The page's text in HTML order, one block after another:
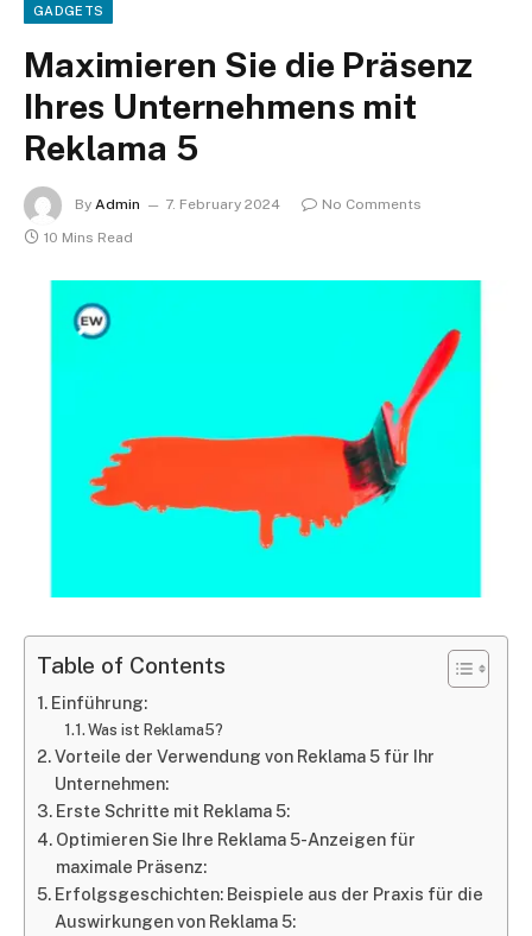
GADGETS
Maximieren Sie die Präsenz
Ihres Unternehmens mit
Reklama 5
By Admin 7. February 2024
No Comments
10 Mins Read
Table of Contents
Einführung:
Was ist Reklama5?
Vorteile der Verwendung von Reklama 5 für Ihr
Unternehmen:
Erste Schritte mit Reklama 5:
Optimieren Sie Ihre Reklama 5-Anzeigen für
maximale Präsenz:
Erfolgsgeschichten: Beispiele aus der Praxis für die
Auswirkungen von Reklama 5: